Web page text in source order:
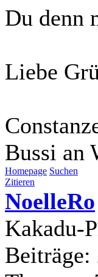
Du denn
Liebe
Bussi an
Homepage Suchen
Zitieren
NoelleRo
Kakadu-
Beiträge: